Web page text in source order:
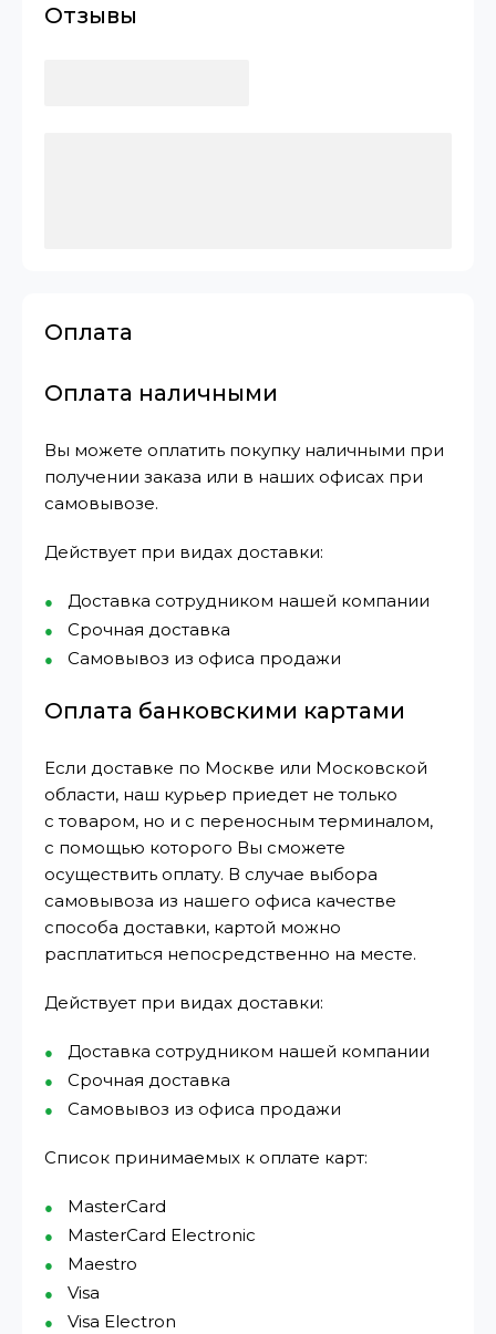
Отзывы
Оплата
Оплата наличными
Вы можете оплатить покупку наличными при
получении заказа или в наших офисах при
самовывозе.
Действует при видах доставки:
Доставка сотрудником нашей компании
Срочная доставка
Самовывоз из офиса продажи
Оплата банковскими картами
Если доставке по Москве или Московской
области, наш курьер приедет не только
с товаром, но и с переносным терминалом,
с помощью которого Вы сможете
осуществить оплату. В случае выбора
самовывоза из нашего офиса качестве
способа доставки, картой можно
расплатиться непосредственно на месте.
Действует при видах доставки:
Доставка сотрудником нашей компании
Срочная доставка
Самовывоз из офиса продажи
Список принимаемых к оплате карт:
MasterCard
MasterCard Electronic
Maestro
Visa
Visa Electron